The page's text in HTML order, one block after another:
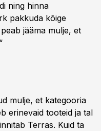
ning hinna
pakkuda kõige
jääma mulje, et
mulje, et kategooria
erinevaid tooteid ja tal
Terras. Kuid ta